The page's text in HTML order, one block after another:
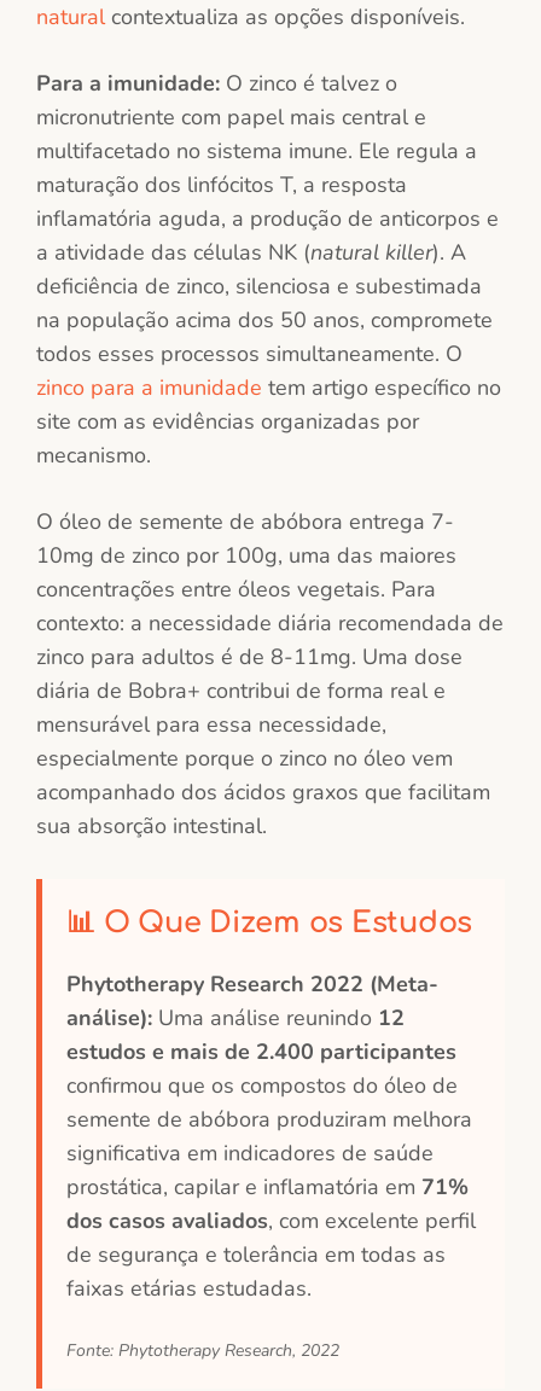
naturalcontextualiza as opções disponíveis.
Para a imunidade: O zinco é talvez o
micronutriente com papel mais central e
multifacetado no sistema imune. Ele regula a
maturação dos linfócitos T, a resposta
inflamatória aguda, a produção de anticorpos e
a atividade das células NK (natural killer). A
deficiência de zinco, silenciosa e subestimada
na população acima dos 50 anos, compromete
todos esses processos simultaneamente. O
zinco para a imunidade tem artigo específico no
site com as evidências organizadas por
mecanismo.
O óleo de semente de abóbora entrega 7-
10mg de zinco por 100g, uma das maiores
concentrações entre óleos vegetais. Para
contexto: a necessidade diária recomendada de
zinco para adultos é de 8-11mg. Uma dose
diária de Bobra+ contribui de forma real e
mensurável para essa necessidade,
especialmente porque o zinco no óleo vem
acompanhado dos ácidos graxos que facilitam
sua absorção intestinal.
📊 O Que Dizem os Estudos
Phytotherapy Research 2022 (Meta-
análise): Uma análise reunindo 12
estudos e mais de 2.400 participantes
confirmou que os compostos do óleo de
semente de abóbora produziram melhora
significativa em indicadores de saúde
prostática, capilar e inflamatória em 71%
dos casos avaliados, com excelente perfil
de segurança e tolerância em todas as
faixas etárias estudadas.
Fonte: Phytotherapy Research, 2022